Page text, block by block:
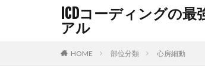
ICDコーディングの最
アル
HOME 部位分類 心房細動